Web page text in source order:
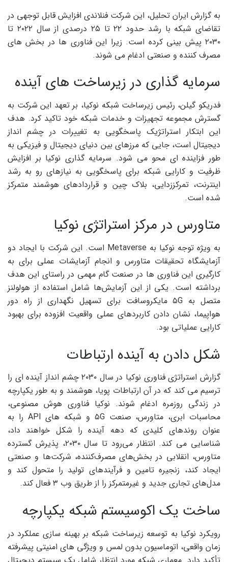
به گزارش ایران تحلیل، این شرکت فنلاندی افزایش قابل توجهی در
تقاضای شبکه با رشد حدود ۲۲ تا ۲۵ درصدی از سال ۲۰۲۲ تا
۲۰۳۰ پیش بینی کرده است. زیرا این فناوری ها در بخش های
مصرف کننده و صنعتی ادغام می شوند.
سرمایه گذاری در زیرساخت های آینده
فدریکو گیلن، رئیس زیرساخت شبکه نوکیا، بر تعهد این شرکت به
گسترش مجموعه تجهیزات و خدمات شبکه خود تاکید کرد. هدف
این ابتکار استراتژیک پاسخگویی به تغییرات در چشم انداز
دیجیتال است، جایی که مرزهای بین دنیای دیجیتال و فیزیکی به
طور فزاینده ای محو می شود. سرمایه گذاری نوکیا بر افزایش
ظرفیت و کارایی شبکه برای پاسخگویی به نیازهای رو به رشد
اینترنت، تمرکززدایی، بلاک چین و قراردادهای هوشمند متمرکز
شده است.
متاورس در مرکز استراتژی نوکیا
به ویژه توجه نوکیا به Metaverse است. این شرکت با ایجاد دو
آزمایشگاه تحقیقات متاورس و انجام آزمایشات عملی برای به
کارگیری این فناوری ها در صنعت گام مهمی در راستای این هدف
برداشته است. یکی از این آزمایش‌ها شامل استفاده از هولولنز
متصل به ۵G مایکروسافت برای تسهیل نگهداری از راه دور
هواپیما، نشان دادن کاربردهای عملی واقعیت افزوده برای بهبود
کارایی عملیاتی بود.
شکل دادن به آینده ارتباطات
گزارش استراتژی فناوری نوکیا در سال ۲۰۳۰ چشم انداز آینده ای را
ترسیم می کند که در آن ارتباطات پویا، هوشمند و به طور یکپارچه
در زندگی روزمره ادغام شوند. نوکیا فناوری هوش مصنوعی،
محاسبات ابری، متاورس، صنعت ۵G و شبکه های API را به
عنوان روندهای کلیدی که دهه آینده را شکل خواهند داد،
شناسایی می کند. انتظار می‌رود تا سال ۲۰۳۰، پذیرش گسترده
متاورس، انقلابی در بخش‌های مصرف‌کننده، شرکت‌ها و صنعتی
ایجاد کند، زنجیره تامین و فرآیندهای تولید را متحول کند و
مدل‌های تجاری جدید و غیرمتمرکز را از طریق وب ۳ فعال کند.
ساخت یک اکوسیستم شبکه یکپارچه
رویکرد نوکیا به توسعه زیرساخت شبکه بر بهینه سازی عملکرد در
زمان واقعی، اتوماسیون بدون لمس و ویژگی های امنیتی پیشرفته